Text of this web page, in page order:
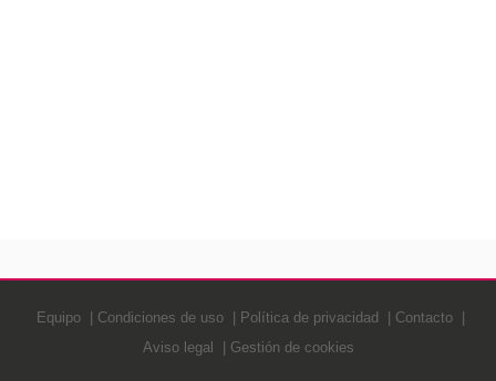
Equipo Condiciones de uso Política de privacidad
Contacto
Aviso legal
Gestión de cookies